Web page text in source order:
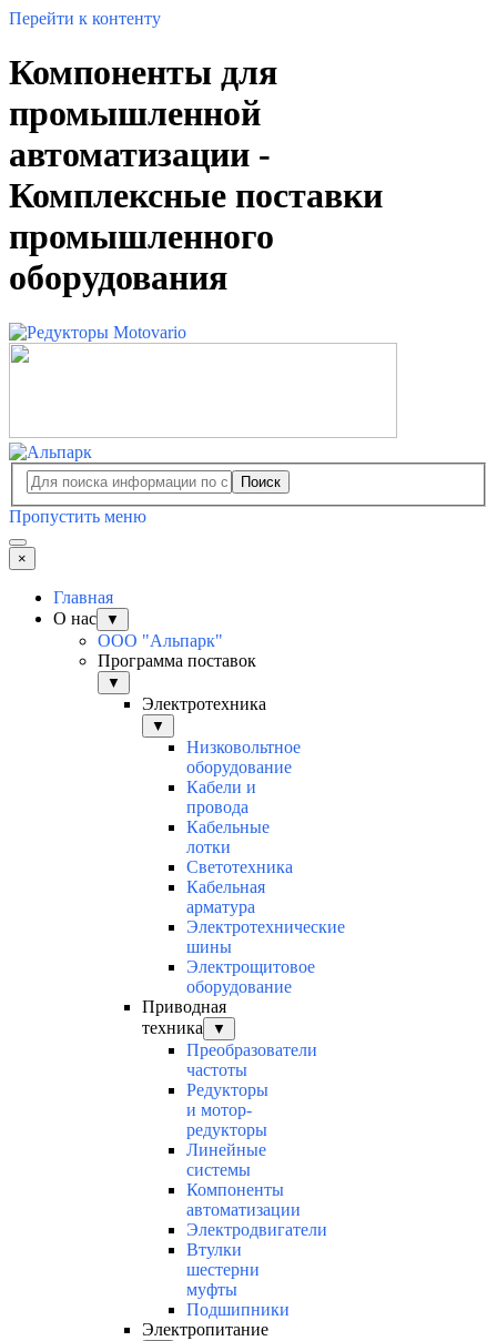
Перейти к контенту
Компоненты для
промышленной
автоматизации -
Комплексные поставки
промышленного
оборудования
Поиск
Пропустить меню
×
Главная
О нас
▼
ООО "Альпарк"
Программа поставок
▼
Электротехника
▼
Низковольтное
оборудование
Кабели и
провода
Кабельные
лотки
Светотехника
Кабельная
арматура
Электротехнические
шины
Электрощитовое
оборудование
Приводная
техника
▼
Преобразователи
частоты
Редукторы
и мотор-
редукторы
Линейные
системы
Компоненты
автоматизации
Электродвигатели
Втулки
шестерни
муфты
Подшипники
Электропитание